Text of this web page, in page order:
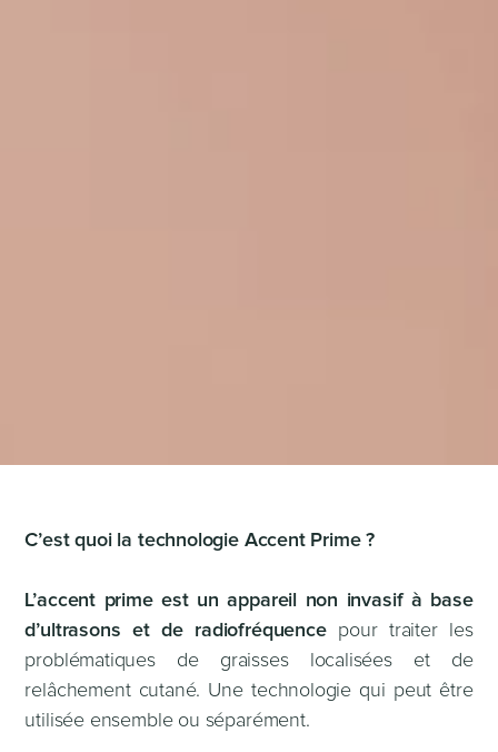
C’est quoi la technologie Accent Prime ?
L’accent prime est un appareil non invasif à base
d’ultrasons et de radiofréquence pour traiter les
problématiques de graisses localisées et de
relâchement cutané. Une technologie qui peut être
utilisée ensemble ou séparément.